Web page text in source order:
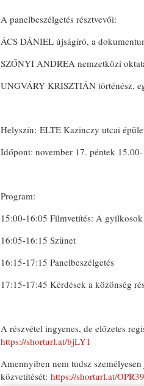
A panelbeszélgetés résztvevői:
ÁCS DÁNIEL újságíró, a
SZŐNYI ANDREA nemzetközi
UNGVÁRY KRISZTIÁN történész,
Helyszín: ELTE Kazinczy utcai
Időpont: november 17. péntek
Program:
15:00-16:05 Filmvetítés: A
16:05-16:15 Szünet
16:15-17:15 Panelbeszélgetés
17:15-17:45 Kérdések a közönség
A részvétel ingyenes, de előzetes
https://shorturl.at/bjLY1
Amennyiben nem tudsz
közvetítését: https://shorturl.at/OPR39